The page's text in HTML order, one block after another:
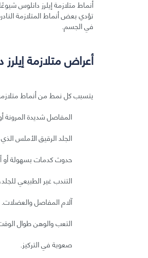
أنماط متلازمة إيلرز دانلوس
تؤدي بعض أنماط المتلازمة
في الجسم.
أعراض متلازمة
يتسبب كل نمط من أنماط
المفاصل شديدة المرونة
الجلد الرقيق الأملس
حدوث كدمات بسهولة أو
التندب غير الطبيعي
آلام المفاصل والعضلات.
التعب والوهن طوال
صعوبة في التركيز.